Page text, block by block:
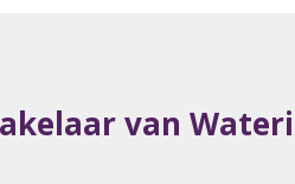
van